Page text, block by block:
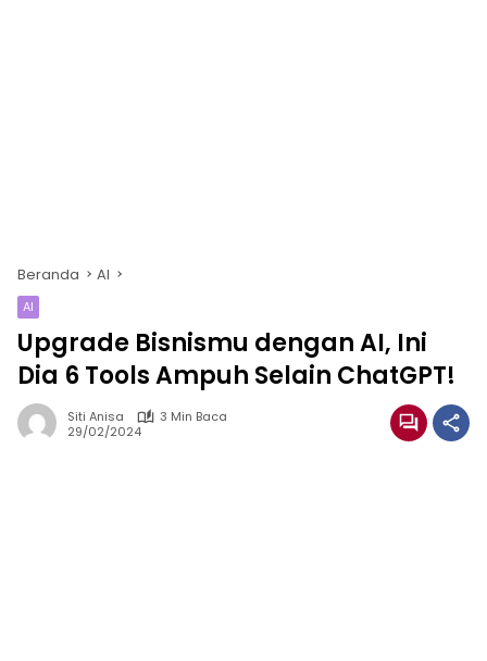
Beranda AI
AI
Upgrade Bisnismu dengan AI, Ini
Dia 6 Tools Ampuh Selain ChatGPT!
Siti Anisa
3 Min Baca
29/02/2024